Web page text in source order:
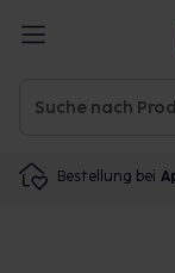
Bestellung bei